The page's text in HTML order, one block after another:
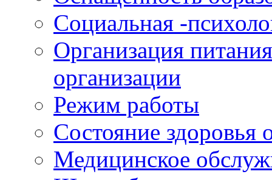
Социальная -
Организация
организации
Режим работы
Состояние
Медицинское